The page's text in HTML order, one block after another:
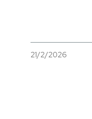
21/2/2026